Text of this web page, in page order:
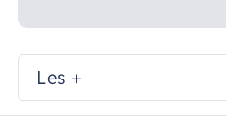
Les +